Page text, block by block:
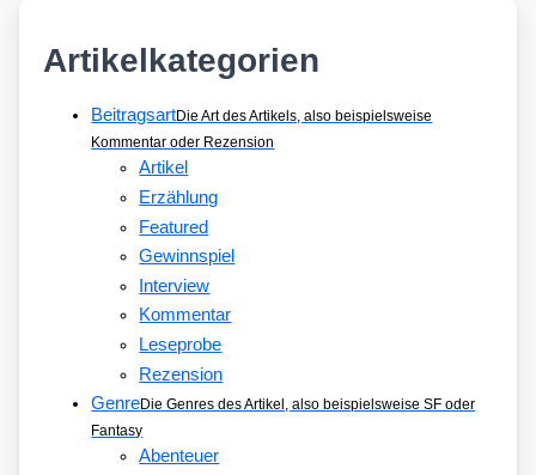
Artikelkategorien
BeitragsartDie Art des Artikels, also beispielsweise
Kommentar oder Rezension
Artikel
Erzählung
Featured
Gewinnspiel
Interview
Kommentar
Leseprobe
Rezension
GenreDie Genres des Artikel, also beispielsweise SF oder
Fantasy
Abenteuer